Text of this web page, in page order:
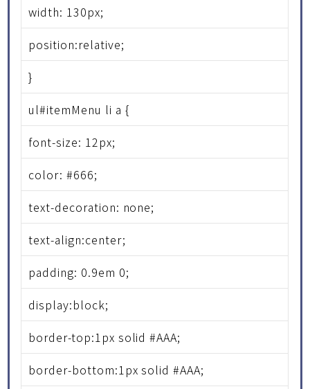
width: 130px;
position:relative;
}
ul#itemMenu li a {
font-size: 12px;
color: #666;
text-decoration: none;
text-align:center;
padding: 0.9em 0;
display:block;
border-top:1px solid #AAA;
border-bottom:1px solid #AAA;